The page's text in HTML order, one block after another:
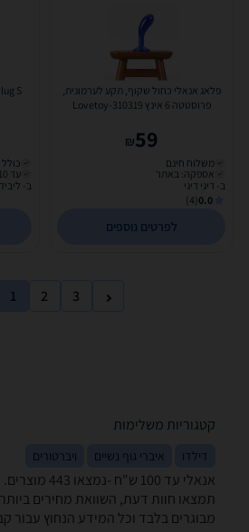
פלאג אנאלי כחול שקוף, תקע לערמונית,
פרוסטטה 6 אינץ Lovetoy-310319
59
₪
משלוח חינם
אספקה: באתר
ב- דיגי דיגי
0.0
(4)
לפרטים נוספים
כולל
עד 10 ימי עסקים
ב-
1 2 3
קטגוריות משלימות
דילדו איברי גוף נשיים ויברטורים
אנאלי ‏עד 100
תמצאו חוות דעת, השוואת מחירים
מבוגרים בלבד וכל המידע הנחוץ